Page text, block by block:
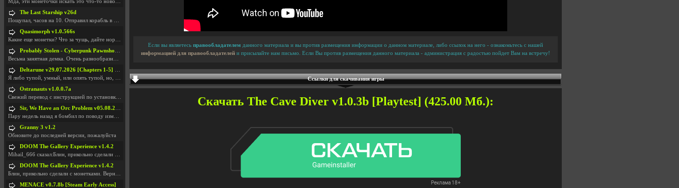
Если вы являетесь правообладателем данного материала и вы против размещения информации о данном материале, либо ссылок на него - ознакомьтесь с нашей
информацией для правообладателей и присылайте нам письмо. Если Вы против размещения данного материала - администрация с радостью пойдет Вам на встречу!
Ссылки для скачивания игры
Скачать The Cave Diver v1.0.3b [Playtest] (425.00 Мб.):
Мда, эти монеточки искать это что-то новое в сфере
The Last Starship v26d
Пощупал, часов на 10. Отправил корабль в другую Га
Quasimorph v1.0.566s
Какие еще монетки? Что за чущь, дайте нормально ск
Probably Stolen - Cyberpunk Pawnshop Simulator v048c [Playtest]
Весьма занятная демка. Очень разнообразные механик
Deltarune v29.07.2026 [Chapters 1-5] / + RUS [Chapters 1-5]
Я либо тупой, умный, или опять тупой, но, вроде я
Ostranauts v1.0.0.7a
Свежий перевод с инструкцией по установкеhttps://g
Sir, We Have an Orc Problem v05.08.2026
Пару недель назад я бомбил по поводу изменения мин
Granny 3 v1.2
Обновите до последней версии, пожалуйста
DOOM The Gallery Experience v1.4.2
Mihail_666 сказал:Блин, прикольно сделали с монетк
DOOM The Gallery Experience v1.4.2
Блин, прикольно сделали с монетками. Вернулся в св
MENACE v0.7.8b [Steam Early Access]